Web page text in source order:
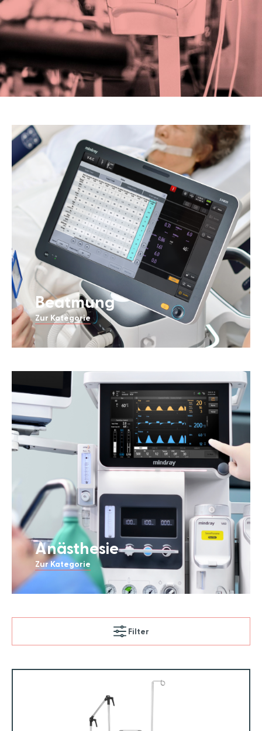
Beatmung
Zur Kategorie
Anästhesie
Zur Kategorie
Filter